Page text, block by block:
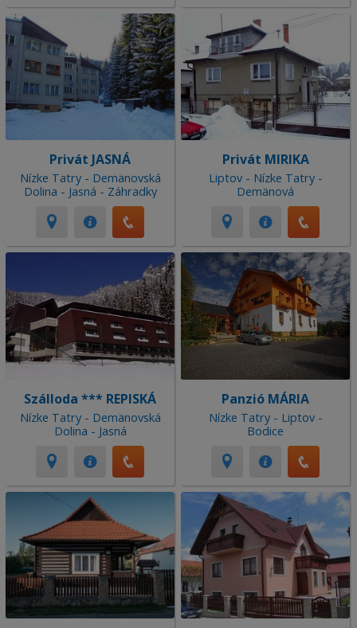
Privát JASNÁ
Nízke Tatry - Demänovská
Dolina - Jasná - Záhradky
Privát MIRIKA
Liptov - Nízke Tatry -
Demänová
Szálloda *** REPISKÁ
Nízke Tatry - Demänovská
Dolina - Jasná
Panzió MÁRIA
Nízke Tatry - Liptov -
Bodice